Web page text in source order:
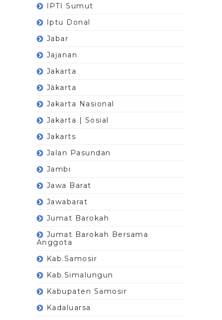
IPTI Sumut
Iptu Donal
Jabar
Jajanan
Jakarta
Jàkarta
Jakarta Nasional
Jakarta | Sosial
Jakarts
Jalan Pasundan
Jambi
Jawa Barat
Jawabarat
Jumat Barokah
Jumat Barokah Bersama
Anggota
Kab.Samosir
Kab.Simalungun
Kabupaten Samosir
Kadaluarsa